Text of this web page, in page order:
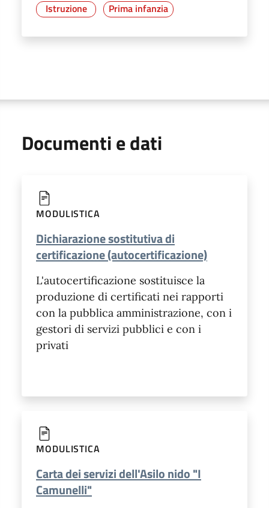
Istruzione Prima infanzia
Documenti e dati
MODULISTICA
Dichiarazione sostitutiva di
certificazione (autocertificazione)
L'autocertificazione sostituisce la
produzione di certificati nei rapporti
con la pubblica amministrazione, con i
gestori di servizi pubblici e con i
privati
MODULISTICA
Carta dei servizi dell'Asilo nido "I
Camunelli"